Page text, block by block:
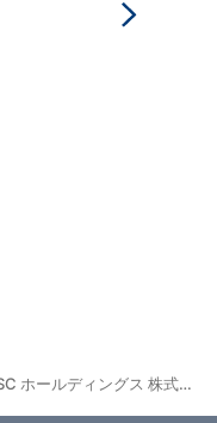
東洋インキ SC ホールディングス 株式会社との業務提携について